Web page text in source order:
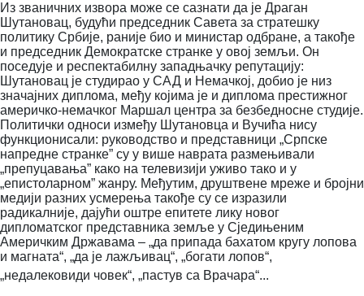
Из званичних извора може се сазнати да је Драган
Шутановац, будући председник Савета за стратешку
политику Србије, раније био и министар одбране, а такође
и председник Демократске странке у овој земљи. Он
поседује и респектабилну западњачку репутацију:
Шутановац је студирао у САД и Немачкој, добио је низ
значајних диплома, међу којима је и диплома престижног
америчко-немачког Маршал центра за безбедносне студије.
Политички односи између Шутановца и Вучића нису
функционисали: руководство и представници „Српске
напредне странке” су у више наврата размењивали
„препуцавања” како на телевизији уживо тако и у
„епистоларном” жанру. Међутим, друштвене мреже и бројни
медији разних усмерења такође су се изразили
радикалније, дајући оштре епитете лику новог
дипломатског представника земље у Сједињеним
Америчким Државама – „да припада бахатом кругу лопова
и магната“, „да је лажљивац“, „богати лопов“,
„недалековиди човек“, „пастув са Врачара“...